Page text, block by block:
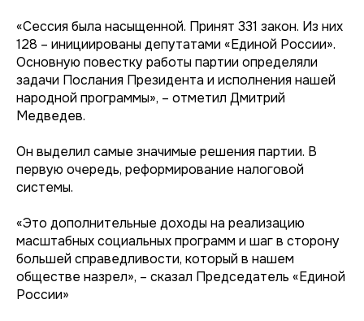
«Сессия была насыщенной. Принят 331 закон. Из них
128 – инициированы депутатами «Единой России».
Основную повестку работы партии определяли
задачи Послания Президента и исполнения нашей
народной программы», – отметил Дмитрий
Медведев.
Он выделил самые значимые решения партии. В
первую очередь, реформирование налоговой
системы.
«Это дополнительные доходы на реализацию
масштабных социальных программ и шаг в сторону
большей справедливости, который в нашем
обществе назрел», – сказал Председатель «Единой
России»